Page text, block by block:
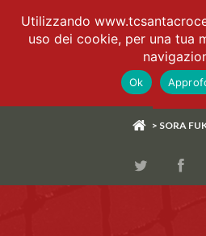
> SORA
Utilizzando
uso dei cookie, per una tua
Ok